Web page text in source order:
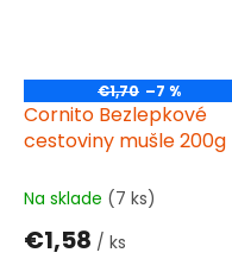
€1,70 –7 %
Cornito Bezlepkové
cestoviny mušle 200g
Na sklade (7 ks)
€1,58 / ks